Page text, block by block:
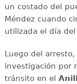
un costado del
Méndez cuando
utilizada el día
Luego del
investigación por
tránsito en el